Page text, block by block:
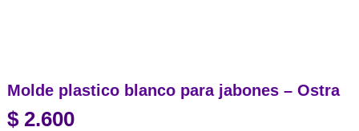
Molde plastico blanco para jabones – Ostra
$ 2.600